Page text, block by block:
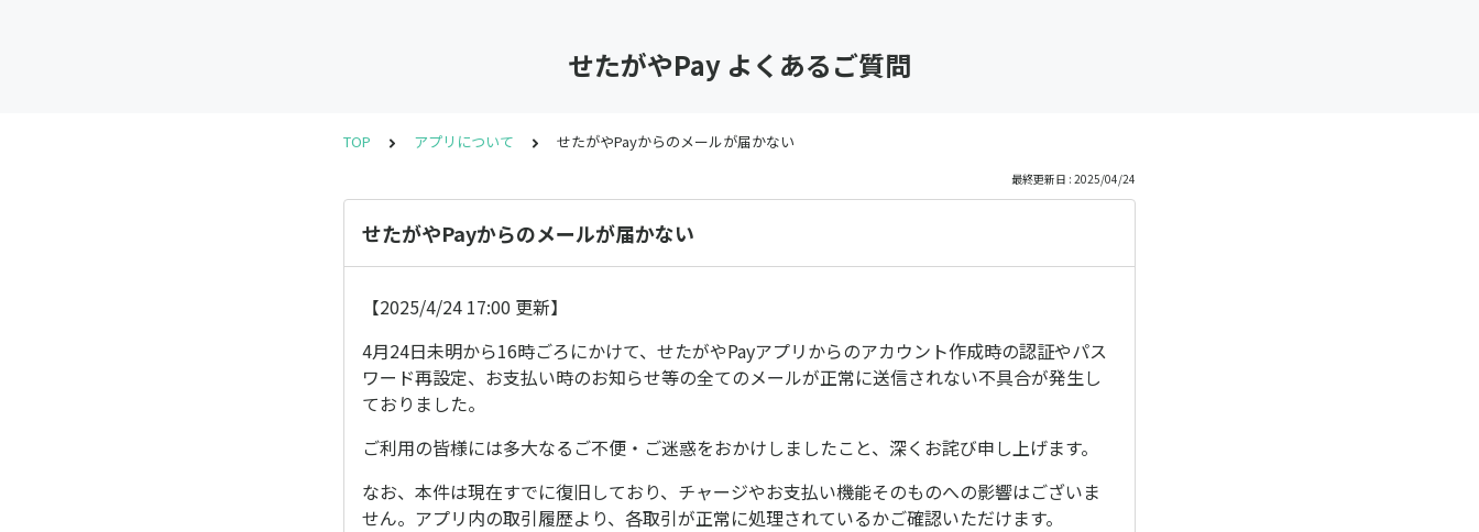
せたがやPay よくあるご質問
TOP アプリについて せたがやPayからのメールが届かない
最終更新日 : 2025/04/24
せたがやPayからのメールが届かない
【2025/4/24 17:00 更新】
4月24日未明から16時ごろにかけて、せたがやPayアプリからのアカウント作成時の認証やパス
ワード再設定、お支払い時のお知らせ等の全てのメールが正常に送信されない不具合が発生し
ておりました。
ご利用の皆様には多大なるご不便・ご迷惑をおかけしましたこと、深くお詫び申し上げます。
なお、本件は現在すでに復旧しており、チャージやお支払い機能そのものへの影響はございま
せん。アプリ内の取引履歴より、各取引が正常に処理されているかご確認いただけます。